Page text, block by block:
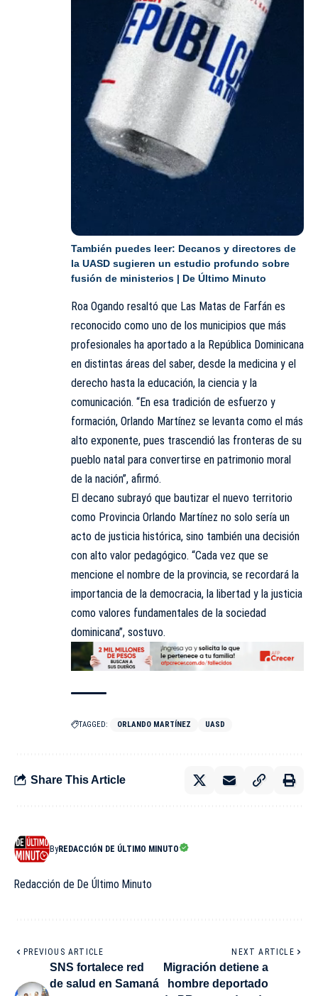
También puedes leer: Decanos y directores de
la UASD sugieren un estudio profundo sobre
fusión de ministerios | De Último Minuto
Roa Ogando resaltó que Las Matas de Farfán es
reconocido como uno de los municipios que más
profesionales ha aportado a la República Dominicana
en distintas áreas del saber, desde la medicina y el
derecho hasta la educación, la ciencia y la
comunicación. “En esa tradición de esfuerzo y
formación, Orlando Martínez se levanta como el más
alto exponente, pues trascendió las fronteras de su
pueblo natal para convertirse en patrimonio moral
de la nación”, afirmó.
El decano subrayó que bautizar el nuevo territorio
como Provincia Orlando Martínez no solo sería un
acto de justicia histórica, sino también una decisión
con alto valor pedagógico. “Cada vez que se
mencione el nombre de la provincia, se recordará la
importancia de la democracia, la libertad y la justicia
como valores fundamentales de la sociedad
dominicana”, sostuvo.
TAGGED: ORLANDO MARTÍNEZ UASD
Share This Article
ByREDACCIÓN DE ÚLTIMO MINUTO
Redacción de De Último Minuto
PREVIOUS ARTICLE
SNS fortalece red
de salud en Samaná
NEXT ARTICLE
Migración detiene a
hombre deportado